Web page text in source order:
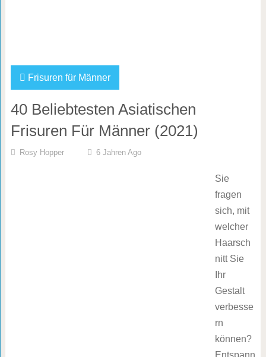
Frisuren für Männer
40 Beliebtesten Asiatischen
Frisuren Für Männer (2021)
Rosy Hopper 6 Jahren Ago
Sie
fragen
sich, mit
welcher
Haarsch
nitt Sie
Ihr
Gestalt
verbesse
rn
können?
Entspann